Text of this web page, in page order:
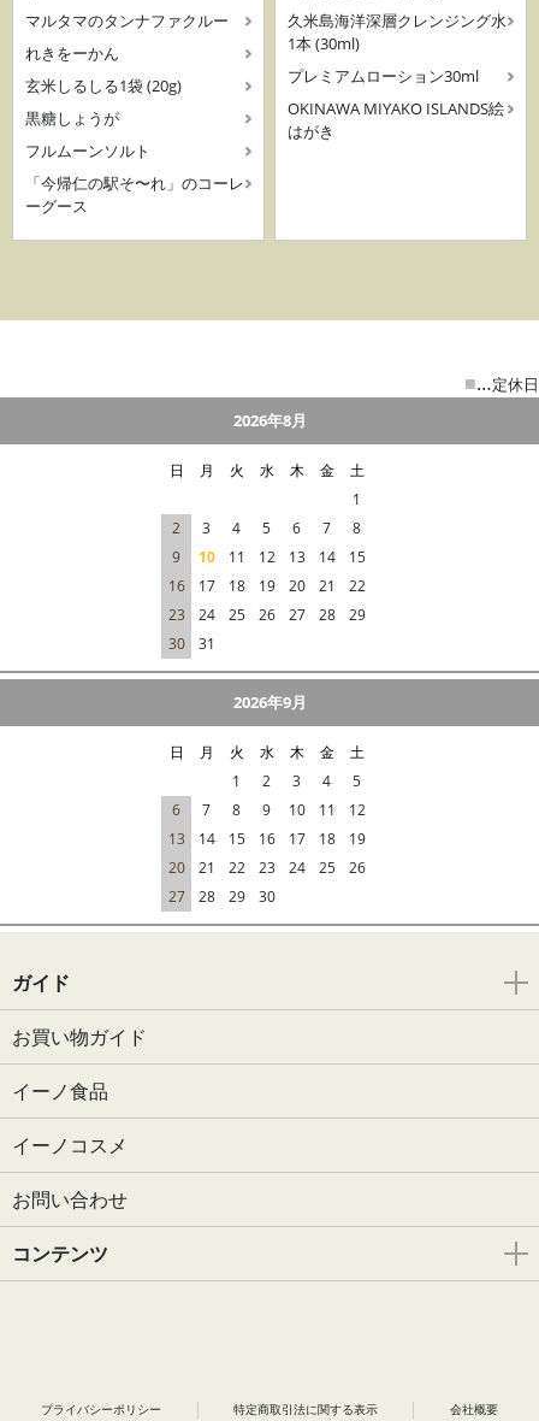
マルタマのタンナファクルー
れきをーかん
玄米しるしる1袋 (20g)
黒糖しょうが
フルムーンソルト
「今帰仁の駅そ〜れ」のコーレ
ーグース
久米島海洋深層クレンジング水
1本 (30ml)
プレミアムローション30ml
OKINAWA MIYAKO ISLANDS絵
はがき
■…定休日
2026年8月
日 月 火 水 木 金
土
1
2
3 4 5 6 7
8
9
10 11 12 13 14
15
16
17 18 19 20 21
22
23
24 25 26 27 28
29
30
31
2026年9月
日 月 火 水 木 金
土
1
2 3 4
5
6
7 8 9 10 11
12
13
14 15 16 17 18
19
20
21 22 23 24 25
26
27
28 29 30
ガイド
お買い物ガイド
イーノ食品
イーノコスメ
お問い合わせ
コンテンツ
プライバシーポリシー 特定商取引法に関する表示 会社概要